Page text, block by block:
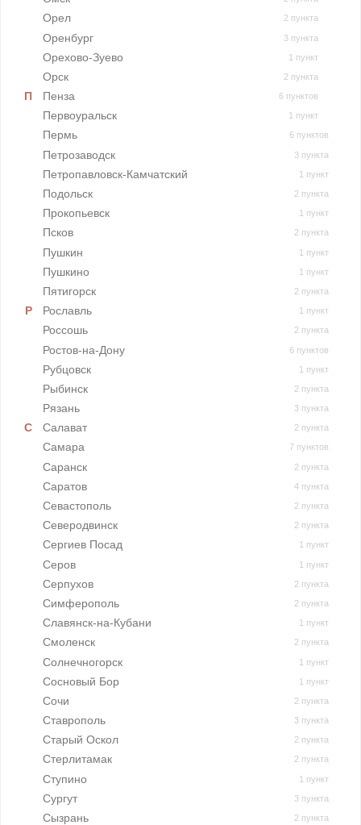
Орел 2 пункта
Оренбург 3 пункта
Орехово-Зуево 1 пункт
Орск 2 пункта
Пенза 6 пунктов
Первоуральск 1 пункт
Пермь 6 пунктов
Петрозаводск 3 пункта
Петропавловск-Камчатский 1 пункт
Подольск 2 пункта
Прокопьевск 1 пункт
Псков 2 пункта
Пушкин 1 пункт
Пушкино 1 пункт
Пятигорск 2 пункта
Рославль 1 пункт
Россошь 2 пункта
Ростов-на-Дону 6 пунктов
Рубцовск 1 пункт
Рыбинск 2 пункта
Рязань 3 пункта
Салават 2 пункта
Самара 7 пунктов
Саранск 2 пункта
Саратов 4 пункта
Севастополь 2 пункта
Северодвинск 2 пункта
Сергиев Посад 1 пункт
Серов 1 пункт
Серпухов 2 пункта
Симферополь 2 пункта
Славянск-на-Кубани 1 пункт
Смоленск 2 пункта
Солнечногорск 1 пункт
Сосновый Бор 1 пункт
Сочи 2 пункта
Ставрополь 3 пункта
Старый Оскол 2 пункта
Стерлитамак 2 пункта
Ступино 1 пункт
Сургут 3 пункта
Сызрань 2 пункта